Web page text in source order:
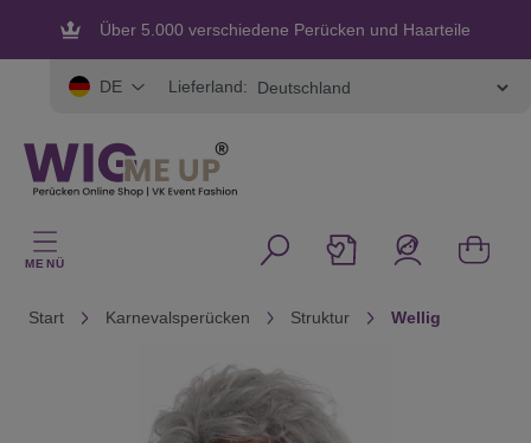
springenÜber 5.000 verschiedene Perücken und Haarteile
Flexible und sichere Zahlung
DE Lieferland:
MENÜ
Start Karnevalsperücken Struktur Wellig